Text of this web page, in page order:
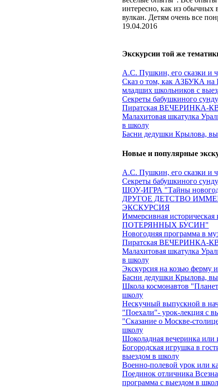
интересно, как из обычных
вулкан. Детям очень все
19.04.2016
Экскурсии той же
А.С. Пушкин, его сказки и
Сказ о том, как АЗБУКА на
младших школьников с
Секреты бабушкиного
Пиратская ВЕЧЕРИНКА-
Малахитовая шкатулка
в школу
Басни дедушки Крылова,
Новые и популярные
А.С. Пушкин, его сказки и
Секреты бабушкиного
ШОУ-ИГРА "Тайны
ДРУГОЕ ДЕТСТВО
ЭКСКУРСИЯ
Иммерсивная
ПОТЕРЯННЫХ БУСИН"
Новогодняя программа в
Пиратская ВЕЧЕРИНКА-
Малахитовая шкатулка
в школу
Экскурсия на козью ферму
Басни дедушки Крылова,
Школа космонавтов
школу
Нескучный выпускной в
"Поехали"- урок-лекция с
"Сказание о Москве-
школу
Шоколадная вечеринка или
Богородская игрушка в
выездом в школу
Военно-полевой урок или
Поединок отличника
программа с выездом в